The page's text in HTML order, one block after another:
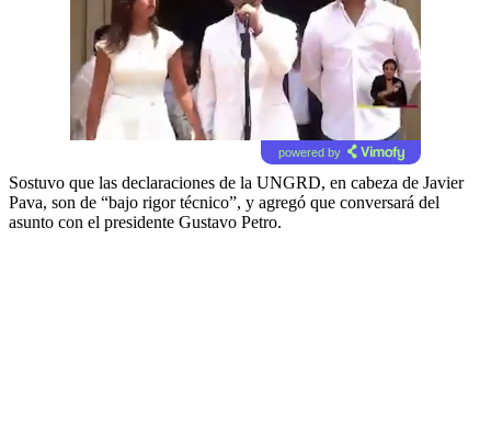
powered by
Sostuvo que las declaraciones de la UNGRD, en cabeza de Javier
Pava, son de “bajo rigor técnico”, y agregó que conversará del
asunto con el presidente Gustavo Petro.